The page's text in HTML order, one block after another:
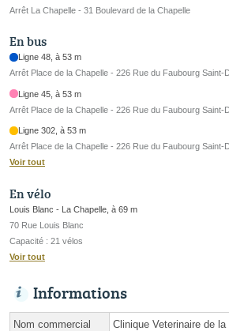
Arrêt La Chapelle - 31 Boulevard de la Chapelle
En bus
Ligne 48, à 53 m
Arrêt Place de la Chapelle - 226 Rue du Faubourg Saint-
Ligne 45, à 53 m
Arrêt Place de la Chapelle - 226 Rue du Faubourg Saint-
Ligne 302, à 53 m
Arrêt Place de la Chapelle - 226 Rue du Faubourg Saint-
Voir tout
En vélo
Louis Blanc - La Chapelle, à 69 m
70 Rue Louis Blanc
Capacité : 21 vélos
Voir tout
Informations
Nom commercial Clinique Veterinaire de la